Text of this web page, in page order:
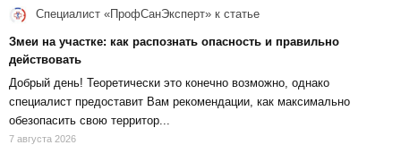
Специалист «ПрофСанЭксперт» к статье
Змеи на участке: как распознать опасность и правильно
действовать
Добрый день! Теоретически это конечно возможно, однако
специалист предоставит Вам рекомендации, как максимально
обезопасить свою территор...
7 августа 2026